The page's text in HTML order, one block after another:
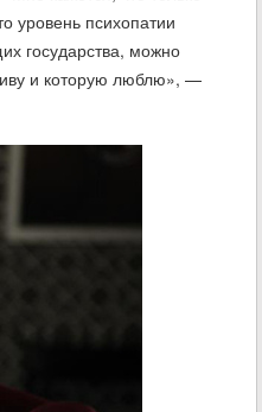
уровень психопатии
государства, можно
и которую люблю», —